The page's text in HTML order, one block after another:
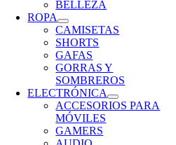
BELLEZA
ROPA
CAMISETAS
SHORTS
GAFAS
GORRAS Y
SOMBREROS
ELECTRÓNICA
ACCESORIOS PARA
MÓVILES
GAMERS